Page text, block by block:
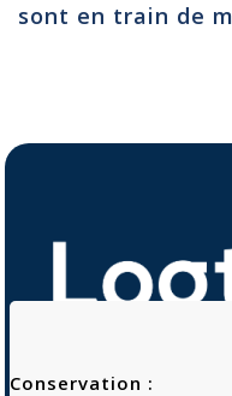
sont en train de
Conservation :